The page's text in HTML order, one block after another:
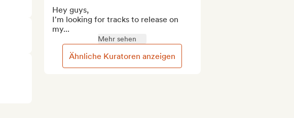
Hey guys,
I'm looking for tracks to release on
my...
Mehr sehen
Ähnliche Kuratoren anzeigen